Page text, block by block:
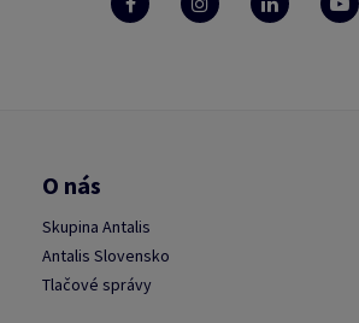
O nás
Skupina Antalis
Antalis Slovensko
Tlačové správy